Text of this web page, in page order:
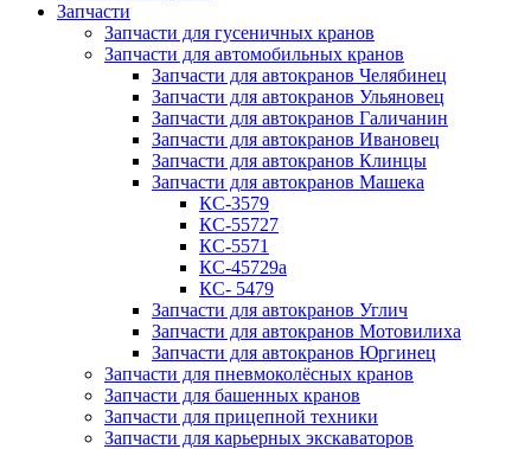
Запчасти
Запчасти для гусеничных кранов
Запчасти для автомобильных кранов
Запчасти для автокранов Челябинец
Запчасти для автокранов Ульяновец
Запчасти для автокранов Галичанин
Запчасти для автокранов Ивановец
Запчасти для автокранов Клинцы
Запчасти для автокранов Машека
КС-3579
КС-55727
КС-5571
КС-45729а
КС- 5479
Запчасти для автокранов Углич
Запчасти для автокранов Мотовилиха
Запчасти для автокранов Юргинец
Запчасти для пневмоколёсных кранов
Запчасти для башенных кранов
Запчасти для прицепной техники
Запчасти для карьерных экскаваторов